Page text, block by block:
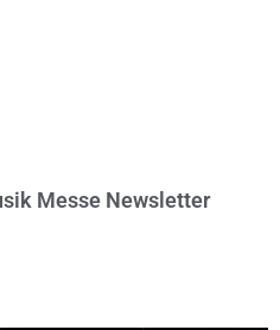
Messe Newsletter